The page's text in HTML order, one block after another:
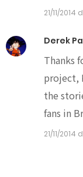
21/11/2014
Derek
Thanks
project,
the
fans in
21/11/2014